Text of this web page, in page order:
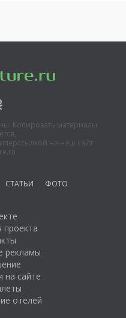
Копировать материалы
на наш сайт
СТАТЬИ ФОТО
рекламы
на сайте
отелей